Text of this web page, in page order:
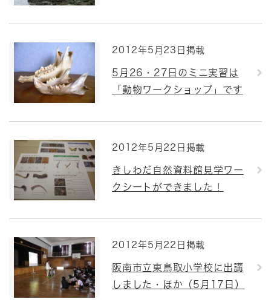
2012年5月23日掲載
5月26・27日のミニ実習は
「動物ワークショップ」です
2012年5月22日掲載
きしわだ自然資料館見学ワー
クシートができました！
2012年5月22日掲載
阪南市立東鳥取小学校に出講
しました・ほか（5月17日）